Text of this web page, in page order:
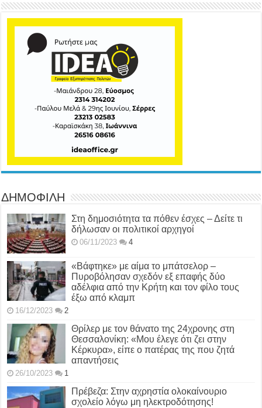
ΔΗΜΟΦΙΛΗ
Στη δημοσιότητα τα πόθεν έσχες – Δείτε τι
δήλωσαν οι πολιτικοί αρχηγοί
06/11/2023 4
«Βάφτηκε» με αίμα το μπάτσελορ –
Πυροβόλησαν σχεδόν εξ επαφής δύο
αδέλφια από την Κρήτη και τον φίλο τους
έξω από κλαμπ
16/12/2023 2
Θρίλερ με τον θάνατο της 24χρονης στη
Θεσσαλονίκη: «Μου έλεγε ότι ζει στην
Κέρκυρα», είπε ο πατέρας της που ζητά
απαντήσεις
26/10/2023 1
Πρέβεζα: Στην αχρηστία ολοκαίνουριο
σχολείο λόγω μη ηλεκτροδότησης!